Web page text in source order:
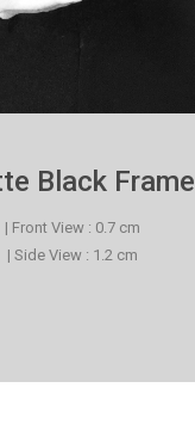
Black Frame
| Front View : 0.7 cm
| Side View : 1.2 cm